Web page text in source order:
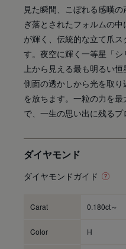
見た瞬間、こぼれる感嘆
ぎ落とされたフォルムの
が輝く、伝統的な立て爪
す。夜空に輝く一等星「
上から見える最も明るい
側面の透かしから光を取
を放ちます。一粒の力を
で、一生の思い出に残るプ
ダイヤモンド
ダイヤモンドガイド
Carat 0.180ct～
Color H